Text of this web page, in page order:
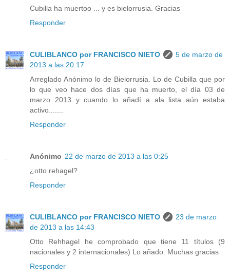
Cubilla ha muertoo ... y es bielorrusia. Gracias
Responder
CULIBLANCO por FRANCISCO NIETO
5 de marzo de
2013 a las 20:17
Arreglado Anónimo lo de Bielorrusia. Lo de Cubilla que por
lo que veo hace dos días que ha muerto, el día 03 de
marzo 2013 y cuando lo añadí a ala lista aún estaba
activo.......
Responder
Anónimo 22 de marzo de 2013 a las 0:25
¿otto rehagel?
Responder
CULIBLANCO por FRANCISCO NIETO
23 de marzo
de 2013 a las 14:43
Otto Rehhagel he comprobado que tiene 11 títulos (9
nacionales y 2 internacionales) Lo añado. Muchas gracias
Responder